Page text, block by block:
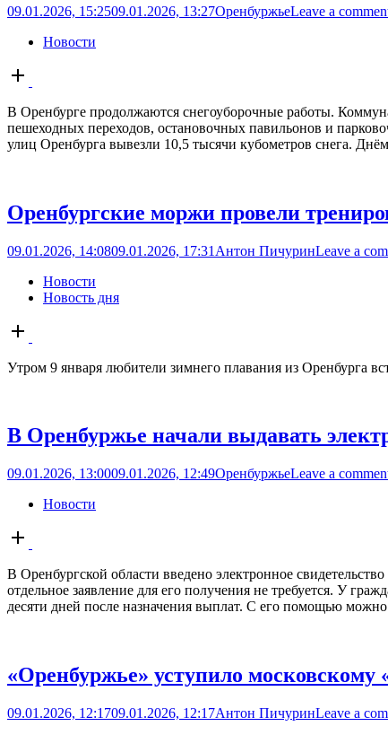
09.01.2026, 15:2509.01.2026, 13:27ОренбуржьеLeave a
Новости
Open
post
В Оренбурге продолжаются снегоуборочные работы.
пешеходных переходов, остановочных павильонов и
улиц Оренбурга вывезли 10,5 тысячи кубометров снега.
Оренбургские моржи провели
09.01.2026, 14:0809.01.2026, 17:31 Антон ПичуринLeave a
Новости
Новость дня
Open
post
Утром 9 января любители зимнего плавания из Оренбурга
В Оренбуржье начали выдавать
09.01.2026, 13:0009.01.2026, 12:49ОренбуржьеLeave a
Новости
Open
post
В Оренбургской области введено электронное
отдельное заявление для его получения не требуется. У
десяти дней после назначения выплат. С его помощью можно
«Оренбуржье» уступило московскому
09.01.2026, 12:1709.01.2026, 12:17Антон ПичуринLeave a